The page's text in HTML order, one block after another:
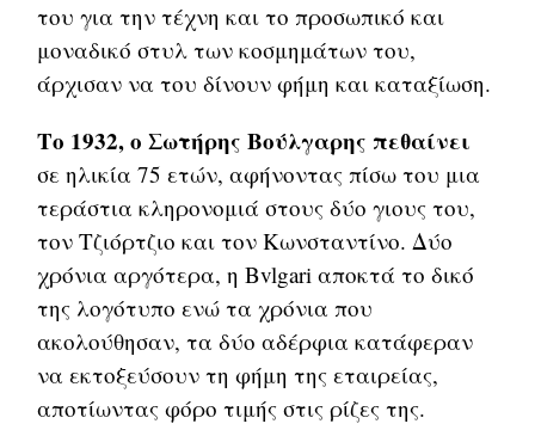
του για την τέχνη και το προσωπικό και
μοναδικό στυλ των κοσμημάτων του,
άρχισαν να του δίνουν φήμη και καταξίωση.
Το 1932, ο Σωτήρης Βούλγαρης πεθαίνει
σε ηλικία 75 ετών, αφήνοντας πίσω του μια
τεράστια κληρονομιά στους δύο γιους του,
τον Τζιόρτζιο και τον Κωνσταντίνο. Δύο
χρόνια αργότερα, η Bvlgari αποκτά το δικό
της λογότυπο ενώ τα χρόνια που
ακολούθησαν, τα δύο αδέρφια κατάφεραν
να εκτοξεύσουν τη φήμη της εταιρείας,
αποτίωντας φόρο τιμής στις ρίζες της.